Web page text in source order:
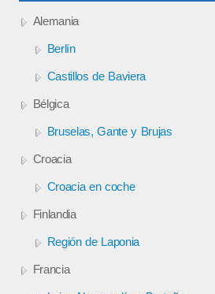
Alemania
Berlín
Castillos de Baviera
Bélgica
Bruselas, Gante y Brujas
Croacia
Croacia en coche
Finlandia
Región de Laponia
Francia